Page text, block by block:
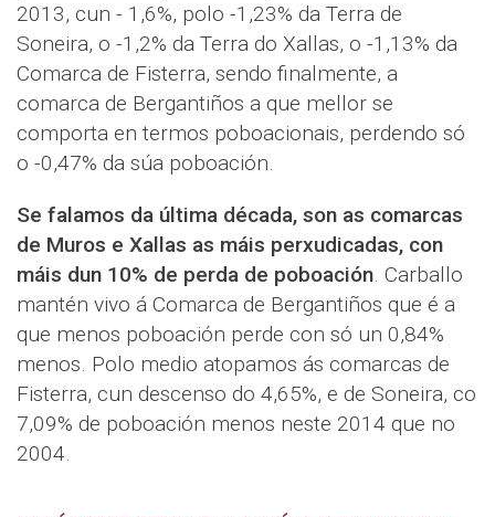
2013, cun - 1,6%, polo -1,23% da Terra de
Soneira, o -1,2% da Terra do Xallas, o -1,13% da
Comarca de Fisterra, sendo finalmente, a
comarca de Bergantiños a que mellor se
comporta en termos poboacionais, perdendo só
o -0,47% da súa poboación.
Se falamos da última década, son as comarcas
de Muros e Xallas as máis perxudicadas, con
máis dun 10% de perda de poboación. Carballo
mantén vivo á Comarca de Bergantiños que é a
que menos poboación perde con só un 0,84%
menos. Polo medio atopamos ás comarcas de
Fisterra, cun descenso do 4,65%, e de Soneira, co
7,09% de poboación menos neste 2014 que no
2004.